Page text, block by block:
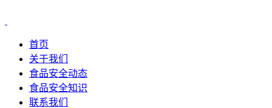
首页
关于我们
食品安全动态
食品安全知识
联系我们